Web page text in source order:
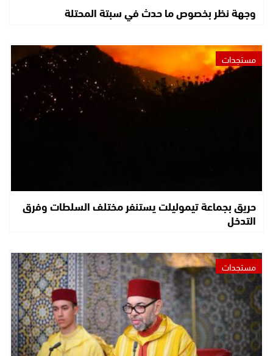
وجهة نظر بخصوص ما حدث في سبتة المحتلة
مستجدات
حريق بجماعة تيموليلت يستنفر مختلف السلطات وفرق
التدخل
مستجدات